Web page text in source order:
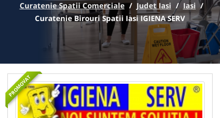
Curatenie Spatii Comerciale / Judet Iasi / Iasi /
Curatenie Birouri Spatii Iasi IGIENA SERV
PROMOVAT